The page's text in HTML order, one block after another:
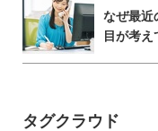
なぜ最近
目が考え
タグクラウド